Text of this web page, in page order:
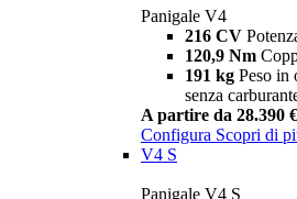
Panigale V4
216 CV
120,9 Nm
191 kg Peso in
senza
A partire da 28.390 €
Configura Scopri di
V4 S
Panigale V4 S